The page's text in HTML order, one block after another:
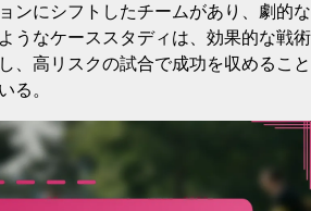
ンにシフトしたチームがあり、劇的な
うなケーススタディは、効果的な戦術
、高リスクの試合で成功を収めること
る。